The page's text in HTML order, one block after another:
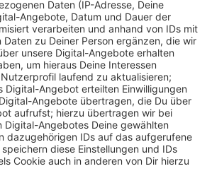
geachtet werden.Solche
mit „Datenschutz" oder
überschrieben und müssen klar
zu unterscheiden sein. Diese
aus dem Vertrag streichen.
Anrufe melden